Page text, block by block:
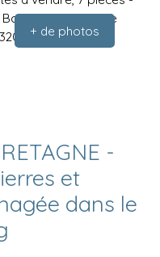
+ de photos
-
et
dans le